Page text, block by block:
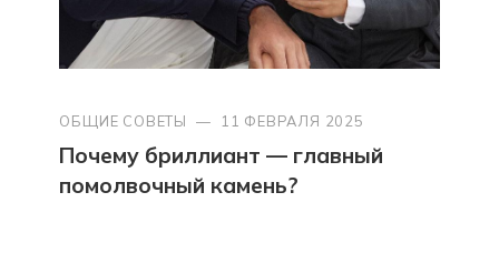
ОБЩИЕ СОВЕТЫ — 11 ФЕВРАЛЯ 2025
Почему бриллиант — главный
помолвочный камень?